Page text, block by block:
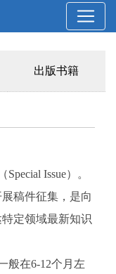
出版书籍
Issue）。
稿件征集，是向
定领域最新知识
般在6-12个月左